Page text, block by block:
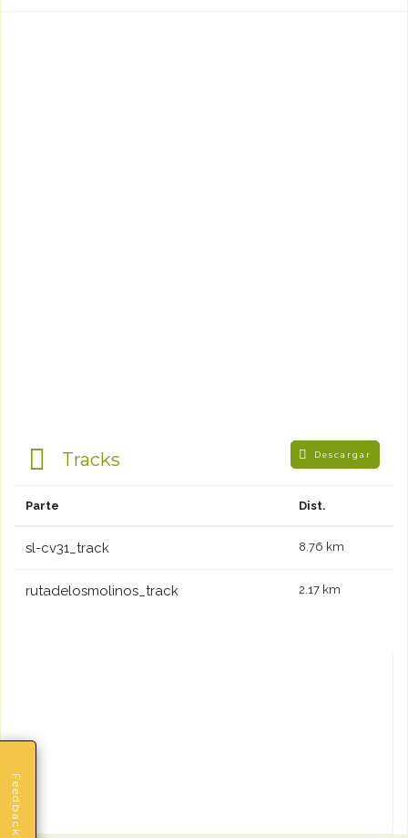
Feedback
Tracks Descargar
Parte Dist.
sl-cv31_track 8.76 km
rutadelosmolinos_track 2.17 km